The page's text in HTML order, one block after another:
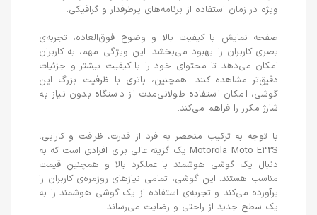
ویژه در زمان استفاده از برنامه‌های پرطرفدار و گرافیکی.
صفحه نمایش با کیفیت بالا و وضوح فوق‌العاده، تجربه‌ی
بصری کاربران را بهبود می‌بخشد. این ویژگی مهم، به کاربران
امکان می‌دهد تا محتوای خود را با کیفیت بیشتر و جزئیات
دقیق‌تر مشاهده کنند. همچنین، باتری با ظرفیت بزرگ این
گوشی، امکان استفاده طولانی‌مدت از دستگاه بدون نیاز به
شارژ مکرر را فراهم می‌کند.
با توجه به ترکیب منحصر به فرد از قدرت، ظرافت و کارایی،
Motorola Moto E32S یک گزینه عالی برای افرادی است که به
دنبال یک گوشی هوشمند با عملکرد بالا و همچنین قیمت
مناسب هستند. این گوشی، تمامی نیازهای روزمره‌ی کاربران را
برآورده می‌کند و تجربه‌ی استفاده از یک گوشی هوشمند را به
یک سطح جدید از راحتی و رضایت می‌رساند.